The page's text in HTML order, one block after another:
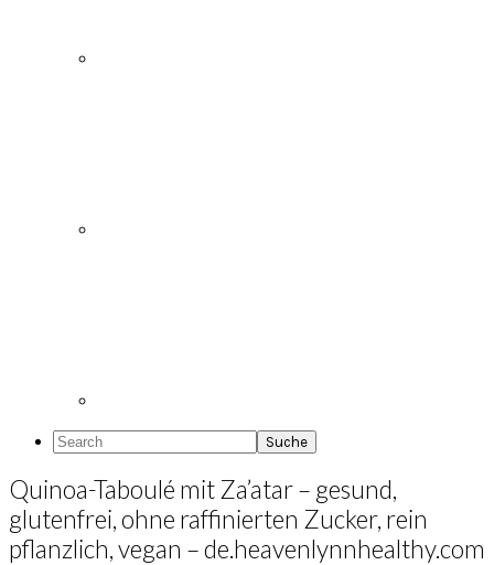
Search
Quinoa-Taboulé mit Za’atar – gesund,
glutenfrei, ohne raffinierten Zucker, rein
pflanzlich, vegan – de.heavenlynnhealthy.com